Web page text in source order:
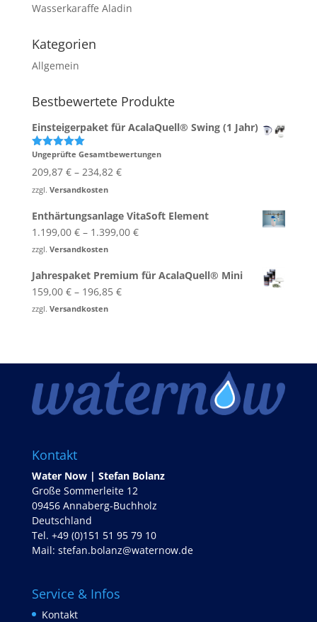
Wasserkaraffe Aladin
Kategorien
Allgemein
Bestbewertete Produkte
Einsteigerpaket für AcalaQuell® Swing (1 Jahr)
Bewertet
von 5
Ungeprüfte Gesamtbewertungen
209,87 €– 234,82 €
zzgl. Versandkosten
Enthärtungsanlage VitaSoft Element
1.199,00 €– 1.399,00 €
zzgl. Versandkosten
Jahrespaket Premium für AcalaQuell® Mini
159,00 €– 196,85 €
zzgl. Versandkosten
Kontakt
Water Now | Stefan Bolanz
Große Sommerleite 12
09456 Annaberg-Buchholz
Deutschland
Tel. +49 (0)151 51 95 79 10
Mail: stefan.bolanz@waternow.de
Service & Infos
Kontakt